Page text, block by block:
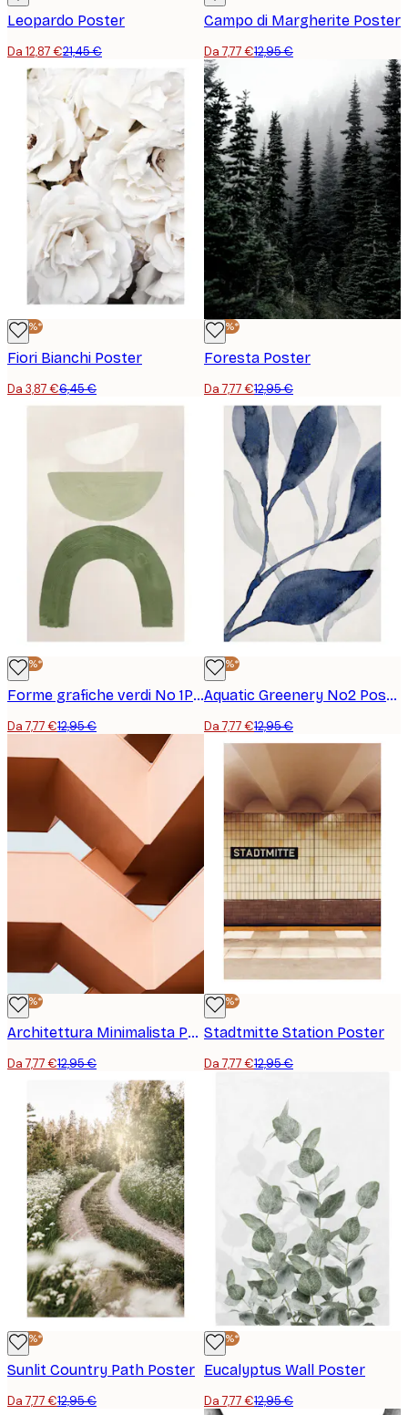
Leopardo Poster
Da 12,87 €21,45 €
Campo di Margherite Poster
Da 7,77 €12,95 €
-40%*
Fiori Bianchi Poster
Da 3,87 €6,45 €
-40%*
Foresta Poster
Da 7,77 €12,95 €
-40%*
Forme grafiche verdi No 1Poster
Da 7,77 €12,95 €
-40%*
Aquatic Greenery No2 Poster
Da 7,77 €12,95 €
-40%*
Architettura Minimalista Poster
Da 7,77 €12,95 €
-40%*
Stadtmitte Station Poster
Da 7,77 €12,95 €
-40%*
Sunlit Country Path Poster
Da 7,77 €12,95 €
-40%*
Eucalyptus Wall Poster
Da 7,77 €12,95 €